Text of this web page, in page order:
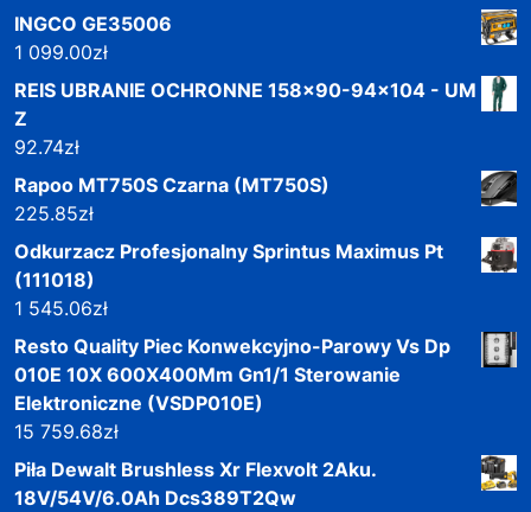
INGCO GE35006
1 099.00zł
REIS UBRANIE OCHRONNE 158x90-94x104 - UM
Z
92.74zł
Rapoo MT750S Czarna (MT750S)
225.85zł
Odkurzacz Profesjonalny Sprintus Maximus Pt
(111018)
1 545.06zł
Resto Quality Piec Konwekcyjno-Parowy Vs Dp
010E 10X 600X400Mm Gn1/1 Sterowanie
Elektroniczne (VSDP010E)
15 759.68zł
Piła Dewalt Brushless Xr Flexvolt 2Aku.
18V/54V/6.0Ah Dcs389T2Qw